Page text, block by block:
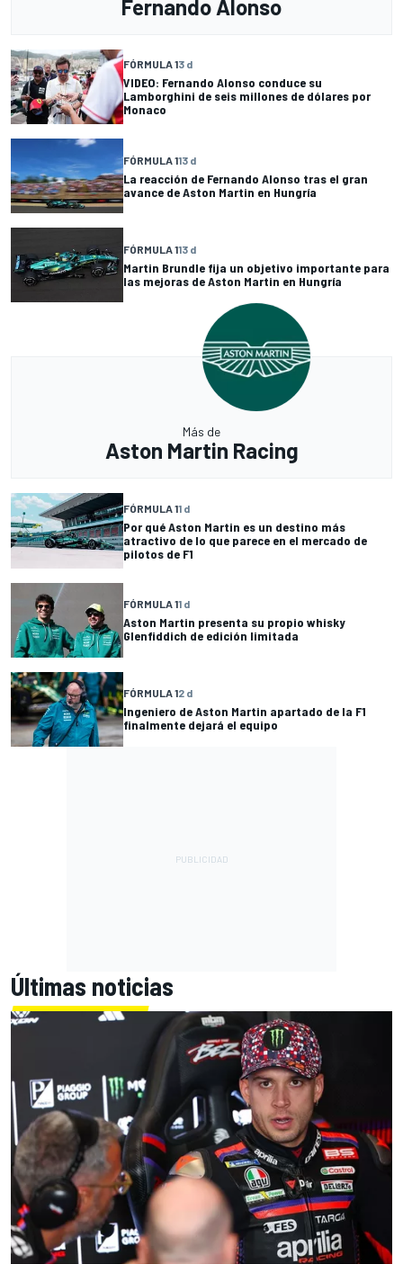
Fernando Alonso
FÓRMULA 13 d
VIDEO: Fernando Alonso conduce su
Lamborghini de seis millones de dólares por
Monaco
FÓRMULA 113 d
La reacción de Fernando Alonso tras el gran
avance de Aston Martin en Hungría
FÓRMULA 113 d
Martin Brundle fija un objetivo importante para
las mejoras de Aston Martin en Hungría
Más de
Aston Martin Racing
FÓRMULA 11 d
Por qué Aston Martin es un destino más
atractivo de lo que parece en el mercado de
pilotos de F1
FÓRMULA 11 d
Aston Martin presenta su propio whisky
Glenfiddich de edición limitada
FÓRMULA 12 d
Ingeniero de Aston Martin apartado de la F1
finalmente dejará el equipo
Últimas noticias